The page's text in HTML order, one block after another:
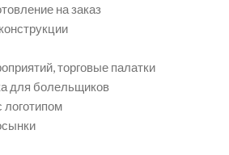
на заказ
торговые палатки
для болельщиков
логотипом